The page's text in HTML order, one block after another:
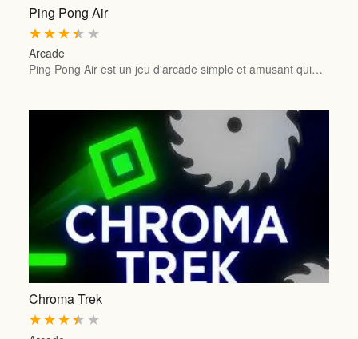
Ping Pong Air
★
★
★
★
★
Arcade
Ping Pong Air est un jeu d'arcade simple et amusant qui…
Chroma Trek
★
★
★
★
★